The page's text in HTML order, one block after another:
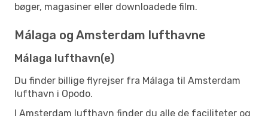
bøger, magasiner eller downloadede film.
Málaga og Amsterdam lufthavne
Málaga lufthavn(e)
Du finder billige flyrejser fra Málaga til Amsterdam
lufthavn i Opodo.
I Amsterdam lufthavn finder du alle de faciliteter og